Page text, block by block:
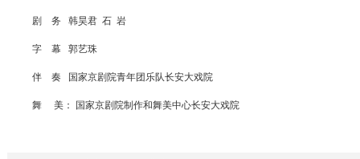
剧 务 韩昊君 石 岩
字 幕 郭艺珠
伴 奏 国家京剧院青年团乐队长安大戏院
舞 美： 国家京剧院制作和舞美中心长安大戏院